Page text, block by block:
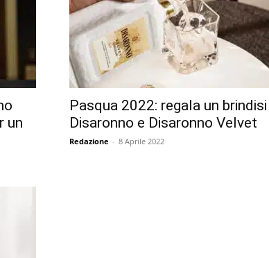
un
Pasqua 2022: regala un
Disaronno e Disaronno Velvet
Redazione - 8 Aprile 2022